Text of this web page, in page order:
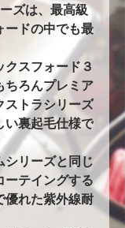
ズは、最高級
ードの中でも最
スフォード３
ちろんプレミア
ストラシリーズ
い裏起毛仕様で
シリーズと同じ
ーテイングする
優れた紫外線耐